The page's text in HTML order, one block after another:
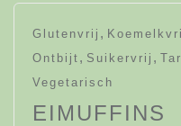
Glutenvrij ,
Ontbijt , Suikervrij ,
Vegetarisch
EIMUFFINS